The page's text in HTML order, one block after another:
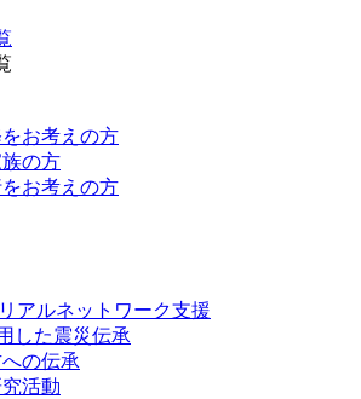
お考えの方
の方
お考えの方
アルネットワーク支援
した震災伝承
の伝承
活動